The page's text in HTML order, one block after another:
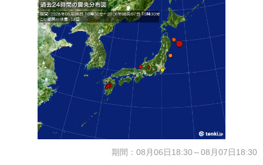
期間：08月06日18:30～08月07日18:30